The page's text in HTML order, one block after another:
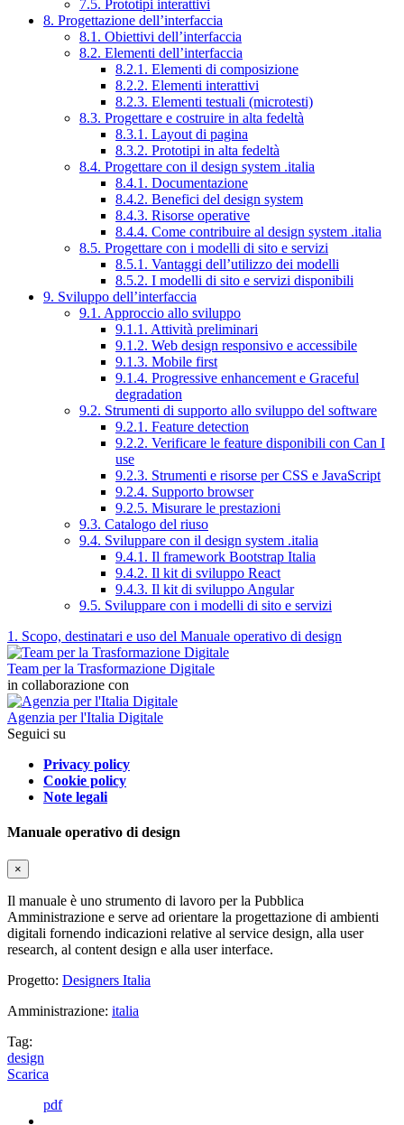
7.5. Prototipi interattivi
8. Progettazione dell’interfaccia
8.1. Obiettivi dell’interfaccia
8.2. Elementi dell’interfaccia
8.2.1. Elementi di composizione
8.2.2. Elementi interattivi
8.2.3. Elementi testuali (microtesti)
8.3. Progettare e costruire in alta fedeltà
8.3.1. Layout di pagina
8.3.2. Prototipi in alta fedeltà
8.4. Progettare con il design system .italia
8.4.1. Documentazione
8.4.2. Benefici del design system
8.4.3. Risorse operative
8.4.4. Come contribuire al design system .italia
8.5. Progettare con i modelli di sito e servizi
8.5.1. Vantaggi dell’utilizzo dei modelli
8.5.2. I modelli di sito e servizi disponibili
9. Sviluppo dell’interfaccia
9.1. Approccio allo sviluppo
9.1.1. Attività preliminari
9.1.2. Web design responsivo e accessibile
9.1.3. Mobile first
9.1.4. Progressive enhancement e Graceful
degradation
9.2. Strumenti di supporto allo sviluppo del software
9.2.1. Feature detection
9.2.2. Verificare le feature disponibili con Can I
use
9.2.3. Strumenti e risorse per CSS e JavaScript
9.2.4. Supporto browser
9.2.5. Misurare le prestazioni
9.3. Catalogo del riuso
9.4. Sviluppare con il design system .italia
9.4.1. Il framework Bootstrap Italia
9.4.2. Il kit di sviluppo React
9.4.3. Il kit di sviluppo Angular
9.5. Sviluppare con i modelli di sito e servizi
1. Scopo, destinatari e uso del Manuale operativo di design
Team per la Trasformazione Digitale
in collaborazione con
Agenzia per l'Italia Digitale
Seguici su
Privacy policy
Cookie policy
Note legali
Manuale operativo di design
×
Il manuale è uno strumento di lavoro per la Pubblica
Amministrazione e serve ad orientare la progettazione di ambienti
digitali fornendo indicazioni relative al service design, alla user
research, al content design e alla user interface.
Progetto: Designers Italia
Amministrazione: italia
Tag:
design
Scarica
pdf